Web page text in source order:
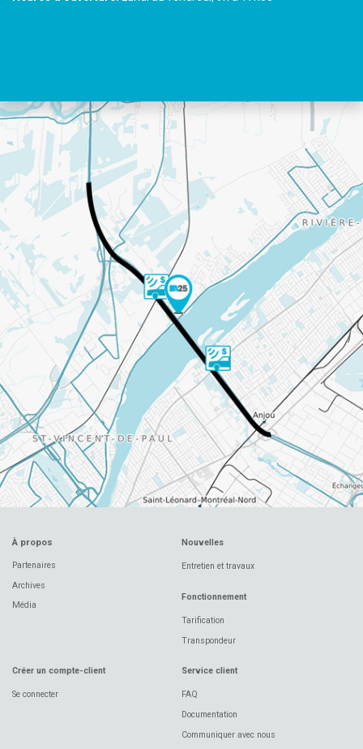
À propos
Partenaires
Archives
Média
Nouvelles
Entretien et travaux
Fonctionnement
Tarification
Transpondeur
Créer un compte-client
Se connecter
Service client
FAQ
Documentation
Communiquer avec nous